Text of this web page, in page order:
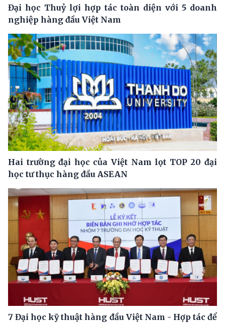
Đại học Thuỷ lợi hợp tác toàn diện với 5 doanh
nghiệp hàng đầu Việt Nam
Hai trường đại học của Việt Nam lọt TOP 20 đại
học tư thục hàng đầu ASEAN
7 Đại học kỹ thuật hàng đầu Việt Nam - Hợp tác để